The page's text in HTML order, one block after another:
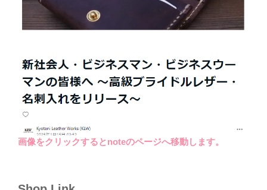
画像をクリックするとnoteのページへ移動します。